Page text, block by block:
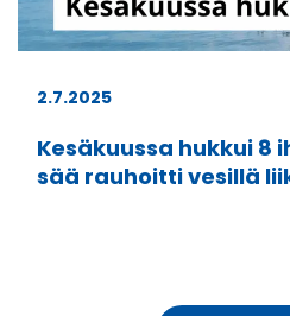
2.7.2025
Kesäkuussa hukkui 8
sää rauhoitti vesillä